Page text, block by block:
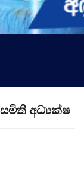
අධ්‍යක්ෂ